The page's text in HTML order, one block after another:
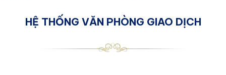
HỆ THỐNG VĂN PHÒNG GIAO DỊCH